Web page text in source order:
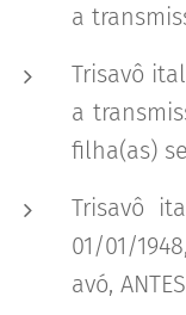
a
Trisavô
a
filha(as)
Trisavô
01/01/
avó,